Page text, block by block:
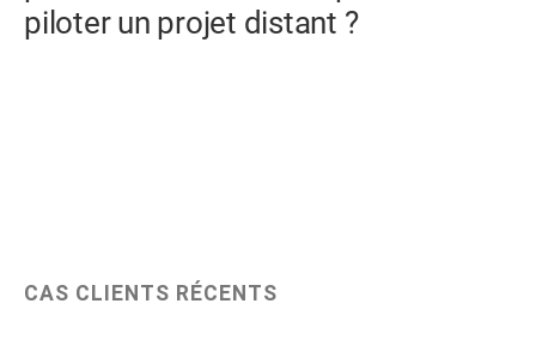
piloter un projet distant ?
CAS CLIENTS RÉCENTS